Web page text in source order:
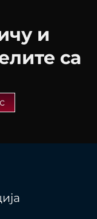
и
са